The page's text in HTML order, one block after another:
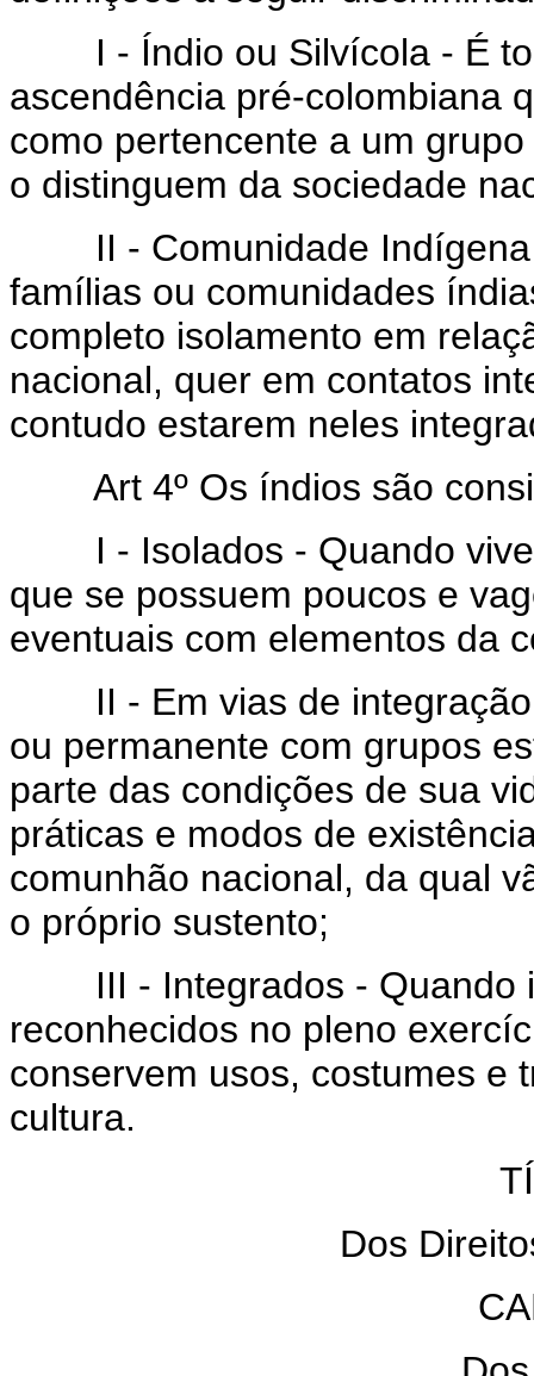
I - Índio ou Silvícola - É
ascendência pré-colombiana
como pertencente a um
o distinguem da sociedade
II - Comunidade Indígena
famílias ou comunidades
completo isolamento em
nacional, quer em contatos
contudo estarem neles
Art 4º Os índios são
I - Isolados - Quando
que se possuem poucos e
eventuais com elementos da
II - Em vias de integração
ou permanente com grupos
parte das condições de sua
práticas e modos de
comunhão nacional, da qual
o próprio sustento;
III - Integrados - Quando
reconhecidos no pleno
conservem usos, costumes e
cultura.
Dos